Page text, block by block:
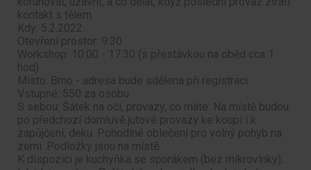
kontakt s tělem.
Kdy: 5.2.2022
Otevření prostor: 9:30
Workshop: 10:00 - 17:30 (s přestávkou na oběd cca 1
hod)
Místo: Brno - adresa bude sdělena při registraci
Vstupné: 550 za osobu
S sebou: Šátek na oči, provazy, co máte. Na místě budou
po předchozí domluvě jutové provazy ke koupi i k
zapůjčení, deku. Pohodlné oblečení pro volný pohyb na
zemi. Podložky jsou na místě.
K dispozici je kuchyňka se sporákem (bez mikrovlnky),